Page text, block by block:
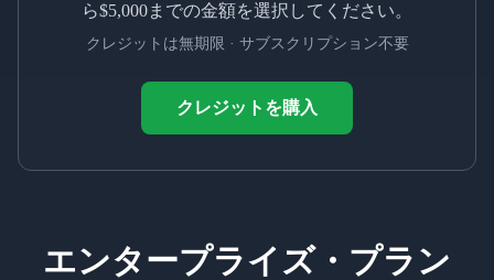
ら$5,000までの金額を選択してください。
クレジットは無期限 · サブスクリプション不要
クレジットを購入
エンタープライズ・プラン